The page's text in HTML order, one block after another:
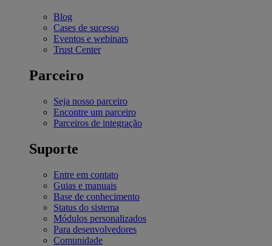
Blog
Cases de sucesso
Eventos e webinars
Trust Center
Parceiro
Seja nosso parceiro
Encontre um parceiro
Parceiros de integração
Suporte
Entre em contato
Guias e manuais
Base de conhecimento
Status do sistema
Módulos personalizados
Para desenvolvedores
Comunidade